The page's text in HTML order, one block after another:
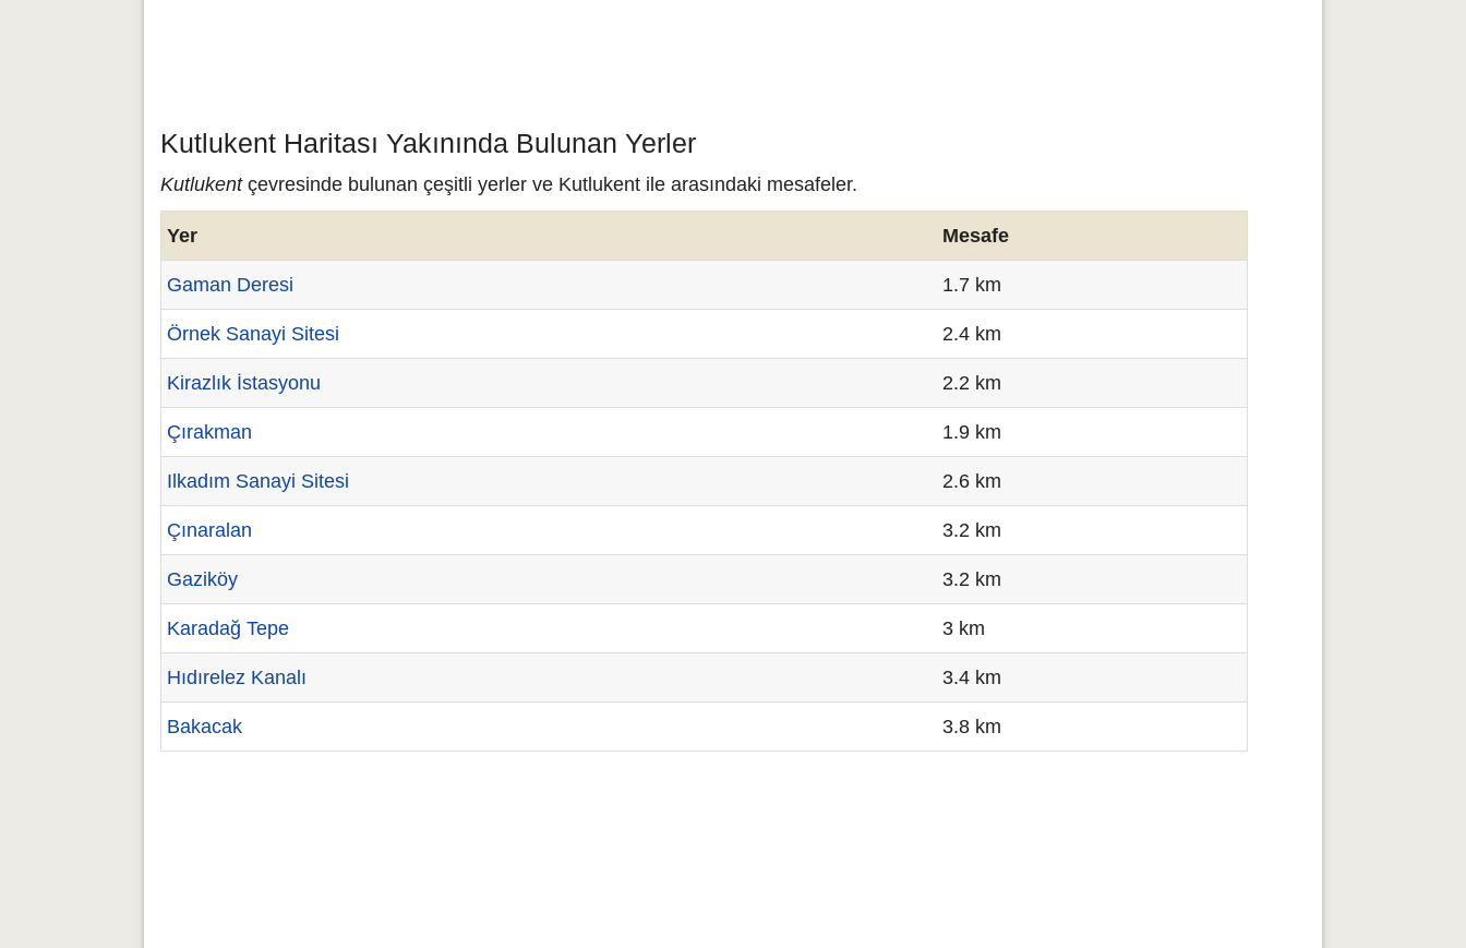
Kutlukent Haritası Yakınında Bulunan Yerler
Kutlukentçevresinde bulunan çeşitli yerler ve Kutlukent ile arasındaki mesafeler.
Yer Mesafe
Gaman Deresi 1.7 km
Örnek Sanayi Sitesi 2.4 km
Kirazlık İstasyonu 2.2 km
Çırakman 1.9 km
Ilkadım Sanayi Sitesi 2.6 km
Çınaralan 3.2 km
Gaziköy 3.2 km
Karadağ Tepe 3 km
Hıdırelez Kanalı 3.4 km
Bakacak 3.8 km